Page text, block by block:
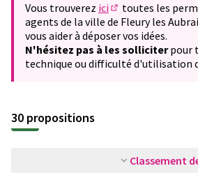
Vous trouverez ici
(S'ouvre dans un
toutes les
agents de la ville de Fleury les
vous aider à déposer vos idées.
N'hésitez pas à les solliciterpour
technique ou difficulté d'utilisation
30 propositions
Classement